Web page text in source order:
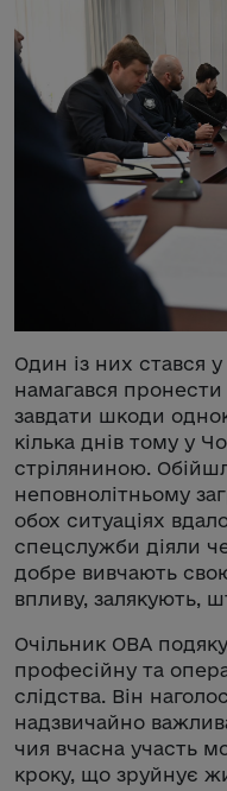
Один із них стався
намагався пронести
завдати шкоди
кілька днів тому у
стріляниною.
неповнолітньому
обох ситуаціях
спецслужби діяли
добре вивчають
впливу, залякують,
Очільник ОВА
професійну та
слідства. Він
надзвичайно
чия вчасна участь
кроку, що зруйнує